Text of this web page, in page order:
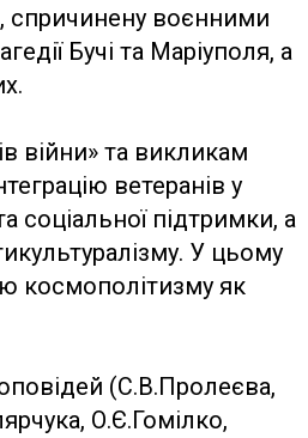
спричинену воєнними
Бучі та Маріуполя, а
війни» та викликам
ветеранів у
соціальної підтримки, а
У цьому
космополітизму як
(С.В.Пролеєва,
О.Є.Гомілко,